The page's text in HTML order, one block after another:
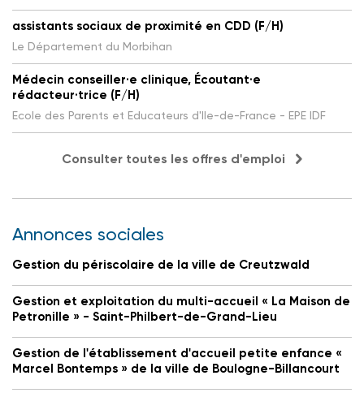
assistants sociaux de proximité en CDD (F/H)
Le Département du Morbihan
Médecin conseiller·e clinique, Écoutant·e
rédacteur·trice (F/H)
Ecole des Parents et Educateurs d'Ile-de-France - EPE IDF
Consulter toutes les offres d'emploi
Annonces sociales
Gestion du périscolaire de la ville de Creutzwald
Gestion et exploitation du multi-accueil « La Maison de
Petronille » - Saint-Philbert-de-Grand-Lieu
Gestion de l'établissement d'accueil petite enfance «
Marcel Bontemps » de la ville de Boulogne-Billancourt